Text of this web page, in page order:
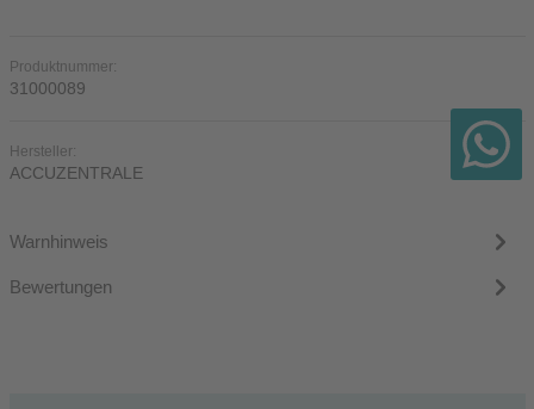
Produktnummer:
31000089
Hersteller:
ACCUZENTRALE
Warnhinweis
Bewertungen